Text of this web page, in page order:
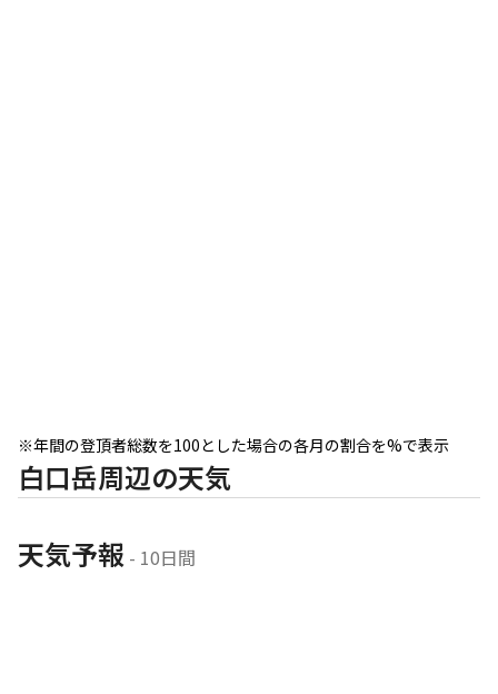
※年間の登頂者総数を100とした場合の各月の割合を%で表示
白口岳周辺の天気
天気予報 - 10日間